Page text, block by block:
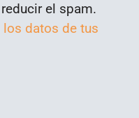
el spam.
datos de tus